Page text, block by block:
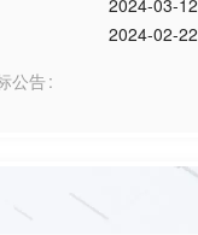
2024-03-12
2024-02-22
公告